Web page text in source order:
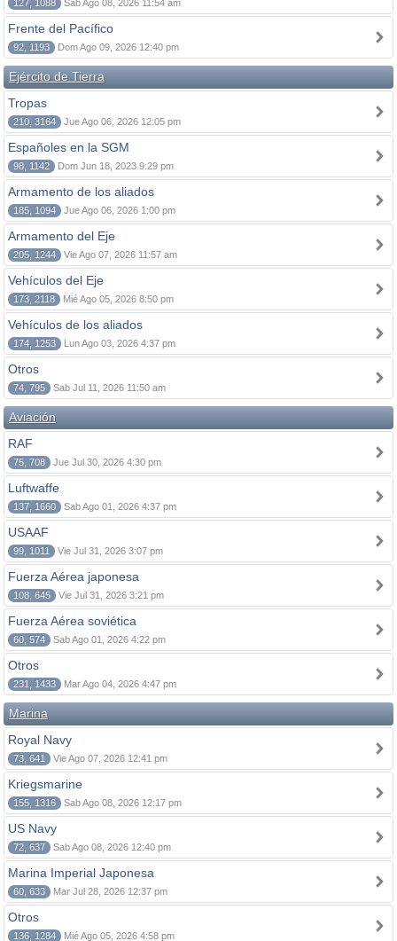
127, 1088 Sab Ago 08, 2026 11:54 am
Frente del Pacífico
92, 1193 Dom Ago 09, 2026 12:40 pm
Ejército de Tierra
Tropas
210, 3164 Jue Ago 06, 2026 12:05 pm
Españoles en la SGM
98, 1142 Dom Jun 18, 2023 9:29 pm
Armamento de los aliados
185, 1094 Jue Ago 06, 2026 1:00 pm
Armamento del Eje
205, 1244 Vie Ago 07, 2026 11:57 am
Vehículos del Eje
173, 2118 Mié Ago 05, 2026 8:50 pm
Vehículos de los aliados
174, 1253 Lun Ago 03, 2026 4:37 pm
Otros
74, 795 Sab Jul 11, 2026 11:50 am
Aviación
RAF
75, 708 Jue Jul 30, 2026 4:30 pm
Luftwaffe
137, 1660 Sab Ago 01, 2026 4:37 pm
USAAF
99, 1011 Vie Jul 31, 2026 3:07 pm
Fuerza Aérea japonesa
108, 645 Vie Jul 31, 2026 3:21 pm
Fuerza Aérea soviética
60, 574 Sab Ago 01, 2026 4:22 pm
Otros
231, 1433 Mar Ago 04, 2026 4:47 pm
Marina
Royal Navy
73, 641 Vie Ago 07, 2026 12:41 pm
Kriegsmarine
155, 1316 Sab Ago 08, 2026 12:17 pm
US Navy
72, 637 Sab Ago 08, 2026 12:40 pm
Marina Imperial Japonesa
60, 633 Mar Jul 28, 2026 12:37 pm
Otros
136, 1284 Mié Ago 05, 2026 4:58 pm